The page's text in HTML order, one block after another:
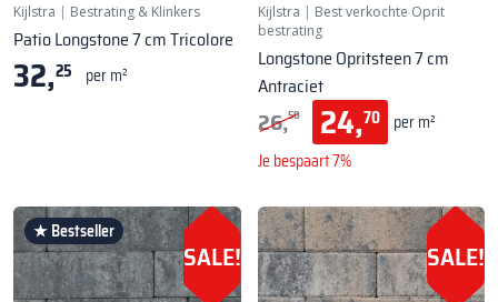
Kijlstra | Bestrating & Klinkers
Patio Longstone 7 cm Tricolore
32,25 per m²
Kijlstra | Best verkochte Oprit
bestrating
Longstone Opritsteen 7 cm
Antraciet
26,50 24,70
per m²
Je bespaart 7%
★ Bestseller
SALE! SALE!